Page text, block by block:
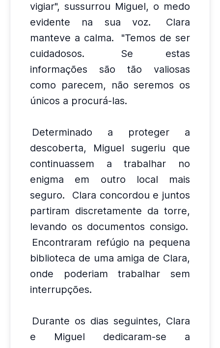
vigiar", sussurrou Miguel, o medo
evidente na sua voz.
Clara
manteve a calma.
"Temos de ser
cuidadosos.
Se estas
informações são tão valiosas
como parecem, não seremos os
únicos a procurá-las.
Determinado a proteger a
descoberta, Miguel sugeriu que
continuassem a trabalhar no
enigma em outro local mais
seguro.
Clara concordou e juntos
partiram discretamente da torre,
levando os documentos consigo.
Encontraram refúgio na pequena
biblioteca de uma amiga de Clara,
onde poderiam trabalhar sem
interrupções.
Durante os dias seguintes, Clara
e Miguel dedicaram-se a